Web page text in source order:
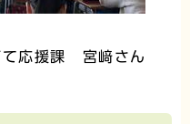
て応援課 宮﨑さん